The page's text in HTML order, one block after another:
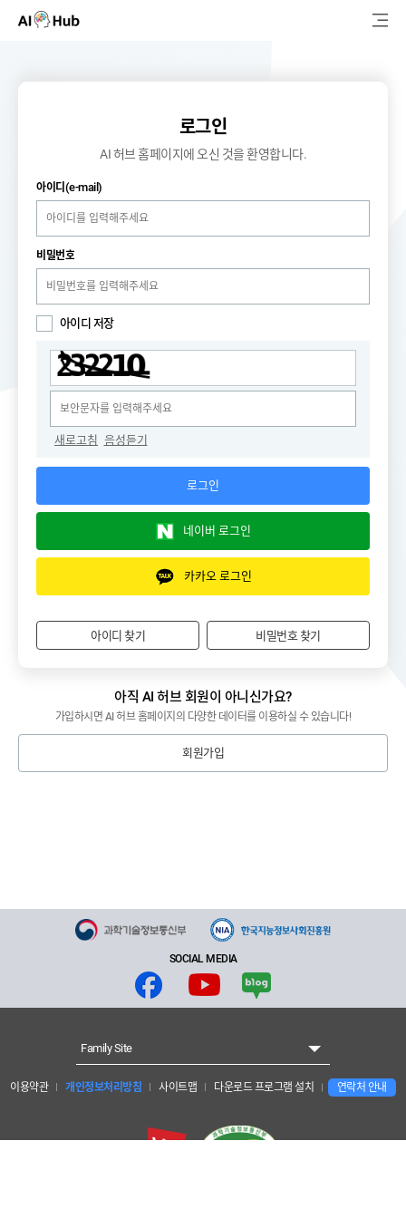
AI-Hub
AI 허브소개
리더보드
커뮤니티
AI 개발지원
고객지원
로그인
AI 허브 홈페이지에 오신 것을 환영합니다.
아이디 (e-mail)
비밀번호
아이디 저장
새로고침 음성듣기
로그인
네이버 로그인
카카오 로그인
아이디 찾기 비밀번호 찾기
아직 AI 허브 회원이 아니신가요?
가입하시면 AI 허브 홈페이지의 다양한 데이터를 이용하실 수 있습니다!
회원가입
SOCIAL MEDIA
이용약관 개인정보처리방침 사이트맵 다운로드 프로그램 설치 연락처 안내
Family Site